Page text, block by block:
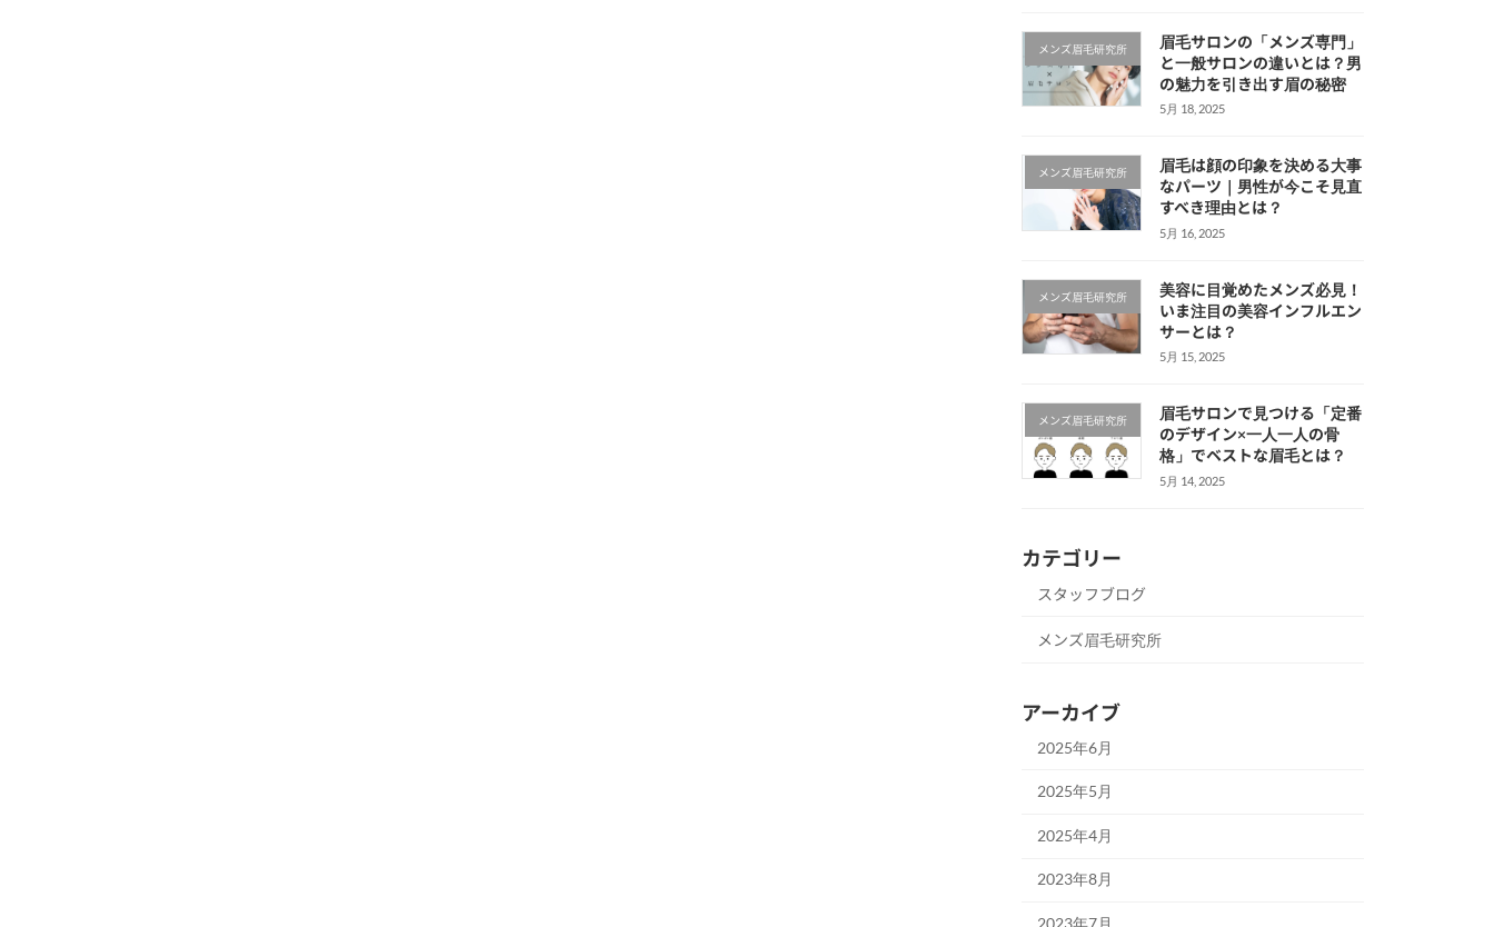
メンズ眉毛研究所
眉毛サロンの「メンズ専門」
と一般サロンの違いとは？男
の魅力を引き出す眉の秘密
5月 18, 2025
メンズ眉毛研究所
眉毛は顔の印象を決める大事
なパーツ｜男性が今こそ見直
すべき理由とは？
5月 16, 2025
メンズ眉毛研究所
美容に目覚めたメンズ必見！
いま注目の美容インフルエン
サーとは？
5月 15, 2025
メンズ眉毛研究所
眉毛サロンで見つける「定番
のデザイン×一人一人の骨
格」でベストな眉毛とは？
5月 14, 2025
カテゴリー
スタッフブログ
メンズ眉毛研究所
アーカイブ
2025年6月
2025年5月
2025年4月
2023年8月
2023年7月